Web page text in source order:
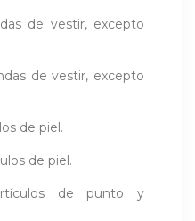
de vestir, excepto
de vestir, excepto
de piel.
de piel.
de punto y